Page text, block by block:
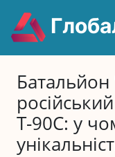
Т-90С: у